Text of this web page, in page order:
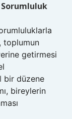
Sorumluluk
toplumun
getirmesi
bir düzene
bireylerin